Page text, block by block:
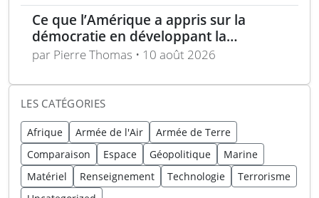
Ce que l’Amérique a appris sur la
démocratie en développant la
technologie furtive
par Pierre Thomas • 10 août 2026
LES CATÉGORIES
Afrique Armée de l'Air
Armée de Terre
Comparaison
Espace Géopolitique
Marine
Matériel
Renseignement Technologie
Terrorisme